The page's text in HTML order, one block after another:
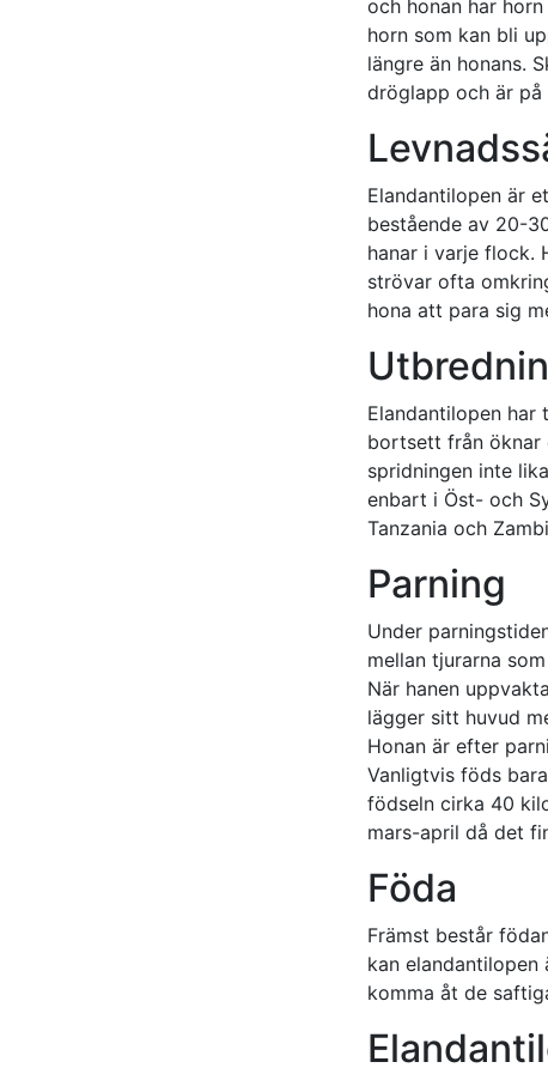
och honan har
horn som kan bli
längre än honans.
dröglapp och är på
Elandantilopen är
bestående av 20-
hanar i varje flock.
strövar ofta
hona att para sig
Elandantilopen har
bortsett från öknar
spridningen inte
enbart i Öst- och
Tanzania och
Parning
Under
mellan tjurarna
När hanen
lägger sitt huvud
Honan är efter
Vanligtvis föds
födseln cirka 40
mars-april då det
Föda
Främst består
kan
komma åt de